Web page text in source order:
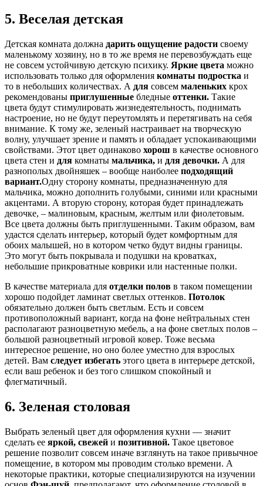
5. Веселая детская
Детская комната должна дарить ощущение радости своему
маленькому хозяину, но в то же время не перевозбуждать еще
не совсем устойчивую детскую психику. Яркие цвета можно
использовать только для оформления комнаты подростка и
то в небольших количествах. А для совсем маленьких крох
рекомендованы приглушенные бледные оттенки. Такие
цвета будут стимулировать жизнедеятельность, поднимать
настроение, но не будут переутомлять и перетягивать на себя
внимание. К тому же, зеленый настраивает на творческую
волну, улучшает зрение и память и обладает успокаивающими
свойствами. Этот цвет одинаково хорош в качестве основного
цвета стен и для комнаты мальчика, и для девочки. А для
разнополых двойняшек – вообще наиболее подходящий
вариант.Одну сторону комнаты, предназначенную для
мальчика, можно дополнить голубыми, синими или красными
акцентами. А вторую сторону, которая будет принадлежать
девочке, – малиновым, красным, желтым или фиолетовым.
Все цвета должны быть приглушенными. Таким образом, вам
удастся сделать интерьер, который будет комфортным для
обоих малышей, но в котором четко будут видны границы.
Это могут быть покрывала и подушки на кроватках,
небольшие прикроватные коврики или настенные полки.
В качестве материала для отделки полов в таком помещении
хорошо подойдет ламинат светлых оттенков. Потолок
обязательно должен быть светлым. Есть и совсем
противоположный вариант, когда на фоне нейтральных стен
располагают разноцветную мебель, а на фоне светлых полов –
большой разноцветный игровой ковер. Тоже весьма
интересное решение, но оно более уместно для взрослых
детей. Вам следует избегать этого цвета в интерьере детской,
если ваш ребенок и без того слишком спокойный и
флегматичный.
6. Зеленая столовая
Выбрать зеленый цвет для оформления кухни — значит
сделать ее яркой, свежей и позитивной. Такое цветовое
решение позволит совсем иначе взглянуть на такое привычное
помещение, в котором мы проводим столько времени. А
некоторые практики, которые специализируются на изучении